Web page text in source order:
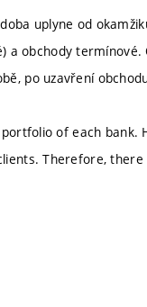
uplyne od
a obchody termínové.
po uzavření
of each bank.
Therefore, there